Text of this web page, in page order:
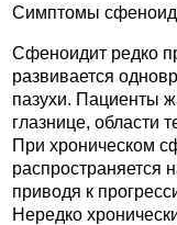
Симптомы
Сфеноидит редко
развивается
пазухи. Пациенты
глазнице, области
При хроническом
распространяется
приводя к
Нередко